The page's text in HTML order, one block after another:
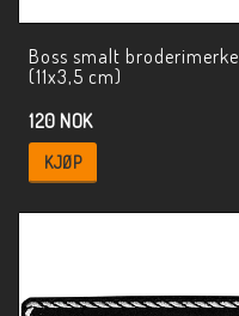
Boss smalt broderimerke
(11x3,5 cm)
120 NOK
KJØP